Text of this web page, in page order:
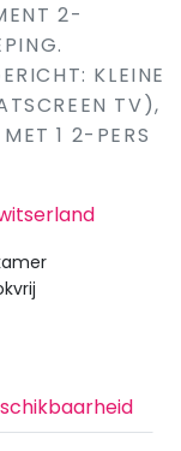
2-
KLEINE
TV),
1 2-PERS